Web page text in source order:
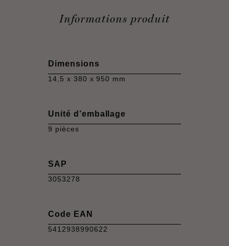
Informations produit
Dimensions
14,5 x 380 x 950 mm
Unité d’emballage
9 pièces
SAP
3053278
Code EAN
5412938990622